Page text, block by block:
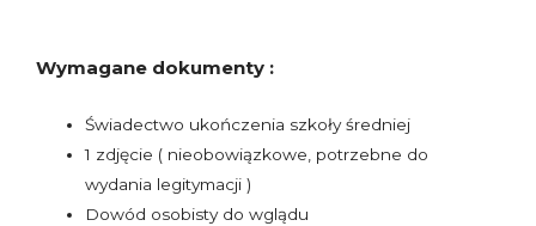
Wymagane dokumenty :
Świadectwo ukończenia szkoły średniej
1 zdjęcie ( nieobowiązkowe, potrzebne do
wydania legitymacji )
Dowód osobisty do wglądu